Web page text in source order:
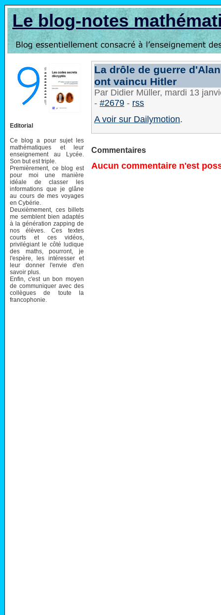
Le blog-notes
Editorial
Ce blog a pour sujet les
mathématiques et leur
enseignement au Lycée.
Son but est triple.
Premièrement, ce blog est
pour moi une manière
idéale de classer les
informations que je glâne
au cours de mes voyages
en Cybérie.
Deuxièmement, ces billets
me semblent bien adaptés
à la génération zapping de
nos élèves. Ces textes
courts et ces vidéos,
privilégiant le côté ludique
des maths, pourront, je
l'espère, les intéresser et
leur donner l'envie d'en
savoir plus.
Enfin, c'est un bon moyen
de communiquer avec des
collègues de toute la
francophonie.
La drôle de guerre
ont vaincu Hitler
Par Didier Müller, mardi 13
- #2679 - rss
A voir sur Dailymotion.
Commentaires
Aucun commentaire n'est